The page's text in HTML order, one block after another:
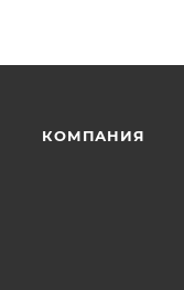
КОМПАНИЯ